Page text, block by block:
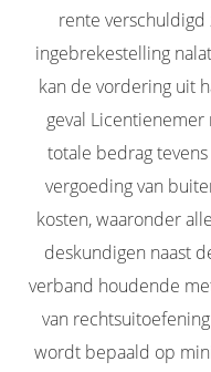
rente
ingebrekestelling
kan de vordering uit
geval
totale bedrag
vergoeding van
kosten, waaronder
deskundigen naast
verband houdende
van
wordt bepaald op